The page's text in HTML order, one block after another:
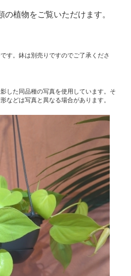
の植物をご覧いただけます。
す。鉢は別売りですのでご了承くださ
した同品種の写真を使用しています。そ
などは写真と異なる場合があります。